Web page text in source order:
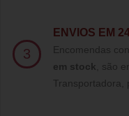
3
ENVIOS EM
Encomendas
em stock , são
Transportadora,